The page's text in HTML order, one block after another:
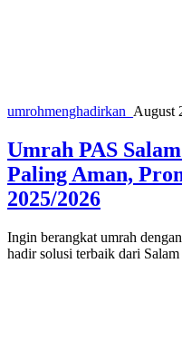
umrohmenghadirkan_ August
Umrah PAS
Paling Aman,
2025/2026
Ingin berangkat umrah
hadir solusi terbaik dari